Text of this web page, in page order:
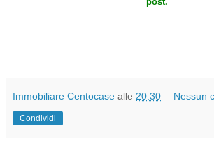
Immobiliare Centocase alle 20:30 Nessun
Condividi